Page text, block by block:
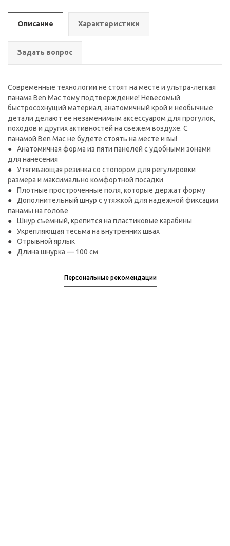
Описание Характеристики
Задать вопрос
Современные технологии не стоят на месте и ультра-легкая
панама Ben Mac тому подтверждение! Невесомый
быстросохнущий материал, анатомичный крой и необычные
детали делают ее незаменимым аксессуаром для прогулок,
походов и других активностей на свежем воздухе. С
панамой Ben Mac не будете стоять на месте и вы!
Анатомичная форма из пяти панелей с удобными зонами
для нанесения
Утягивающая резинка со стопором для регулировки
размера и максимально комфортной посадки
Плотные простроченные поля, которые держат форму
Дополнительный шнур с утяжкой для надежной фиксации
панамы на голове
Шнур съемный, крепится на пластиковые карабины
Укрепляющая тесьма на внутренних швах
Отрывной ярлык
Длина шнурка — 100 см
Персональные рекомендации